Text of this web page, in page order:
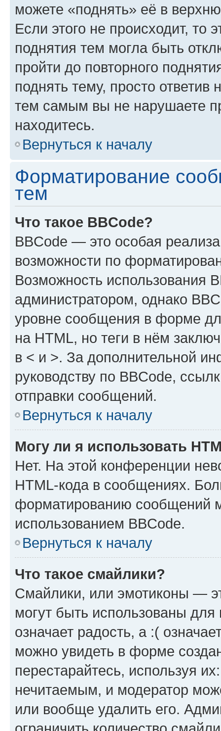
можете «поднять» её в
Если этого не происходит, то
поднятия тем могла быть
пройти до повторного
поднять тему, просто ответив
тем самым вы не нарушаете
находитесь.
Вернуться к началу
Форматирование
тем
Что такое BBCode?
BBCode — это особая
возможности по
Возможность использования
администратором, однако
уровне сообщения в форме
на HTML, но теги в нём
в < и >. За дополнительной
руководству по BBCode,
отправки сообщений.
Вернуться к началу
Могу ли я использовать
Нет. На этой конференции
HTML-кода в сообщениях.
форматированию сообщений
использованием BBCode.
Вернуться к началу
Что такое смайлики?
Смайлики, или эмотиконы —
могут быть использованы
означает радость, а :(
можно увидеть в форме
перестарайтесь, используя
нечитаемым, и модератор
или вообще удалить его.